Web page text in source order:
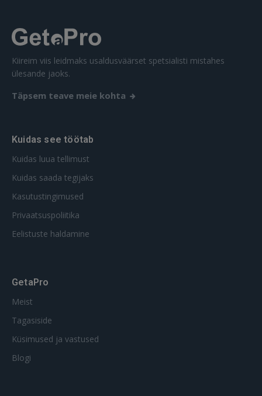
Kiireim viis leidmaks usaldusväärset spetsialisti mistahes
ülesande jaoks.
Täpsem teave meie kohta
Kuidas see töötab
Kuidas luua tellimust
Kuidas saada tegijaks
Kasutustingimused
Privaatsuspoliitika
Eelistuste haldamine
GetaPro
Meist
Tagasiside
Küsimused ja vastused
Blogi